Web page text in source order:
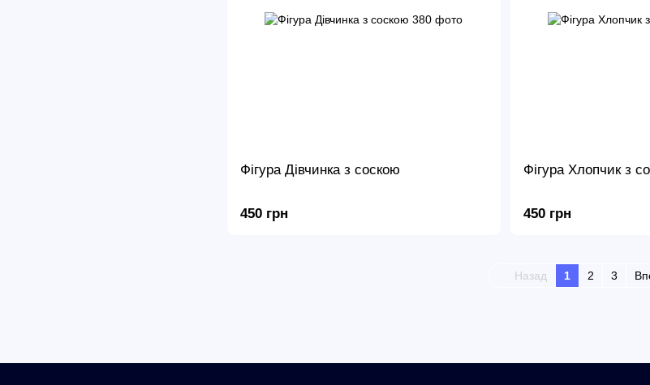
Фігура Дівчинка з соскою
450 грн
Фігура Хлопчик з
450 грн
Назад 1 2 3